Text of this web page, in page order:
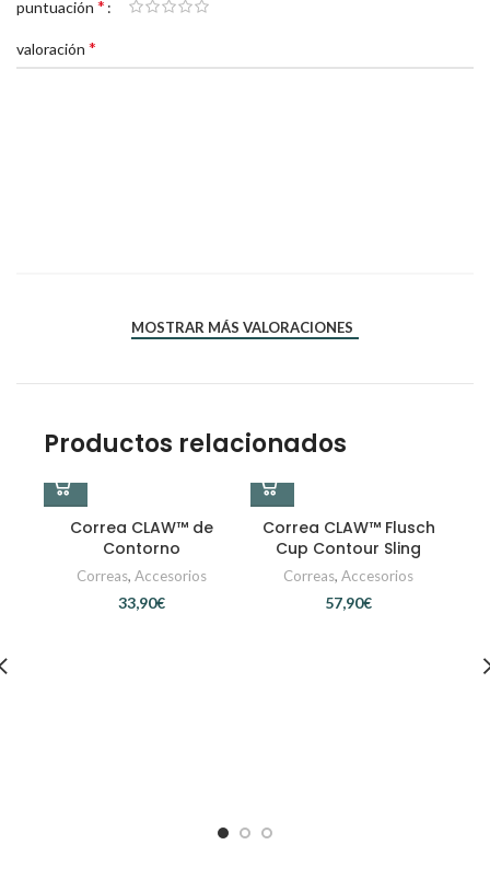
puntuación *
valoración *
MOSTRAR MÁS VALORACIONES
Productos relacionados
Correa CLAW™ de
Contorno
Correas, Accesorios
€
Correa CLAW™ Flusch
Cup Contour Sling
Correas, Accesorios
€